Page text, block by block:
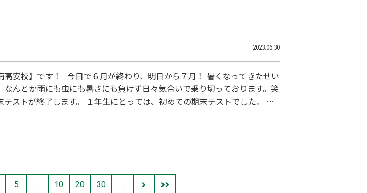
2023.06.30
安校】です！ 今日で６月が終わり、明日から７月！ 暑くなってきたせい
んとか雨にも虫にも暑さにも負けず日々気合いで乗り切っております。笑
ストが終了します。 １年生にとっては、初めての期末テストでした。 中
5 ... 10 20 30 ...